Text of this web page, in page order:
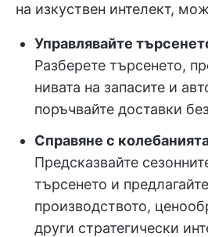
на изкуствен интелект,
Управлявайте
Разберете търсенето,
нивата на запасите и
поръчвайте доставки
Справяне с
Предсказвайте
търсенето и
производството,
други стратегически